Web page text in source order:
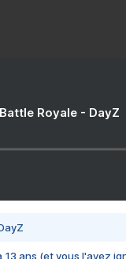
Royale - DayZ
13 ans (et vous l'avez